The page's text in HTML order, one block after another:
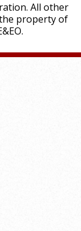
All other
property of